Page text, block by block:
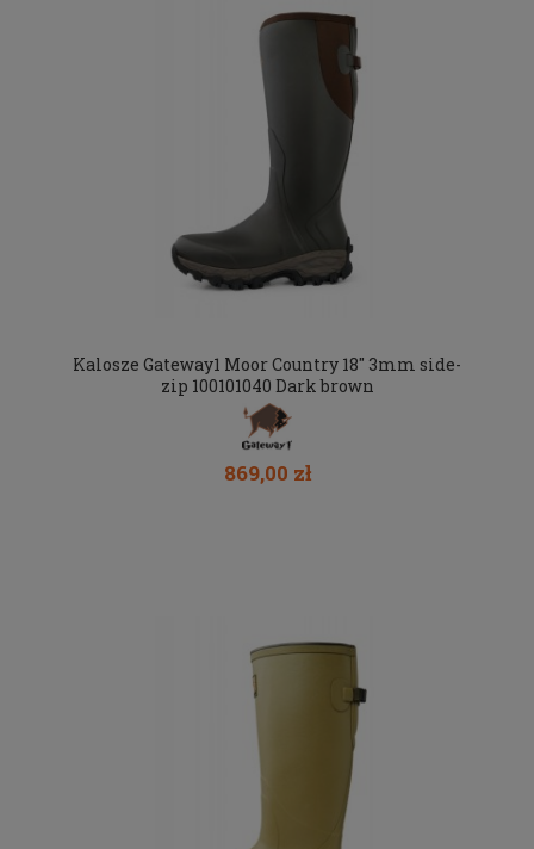
Kalosze Gateway1 Moor Country 18" 3mm side-
zip 100101040 Dark brown
869,00 zł